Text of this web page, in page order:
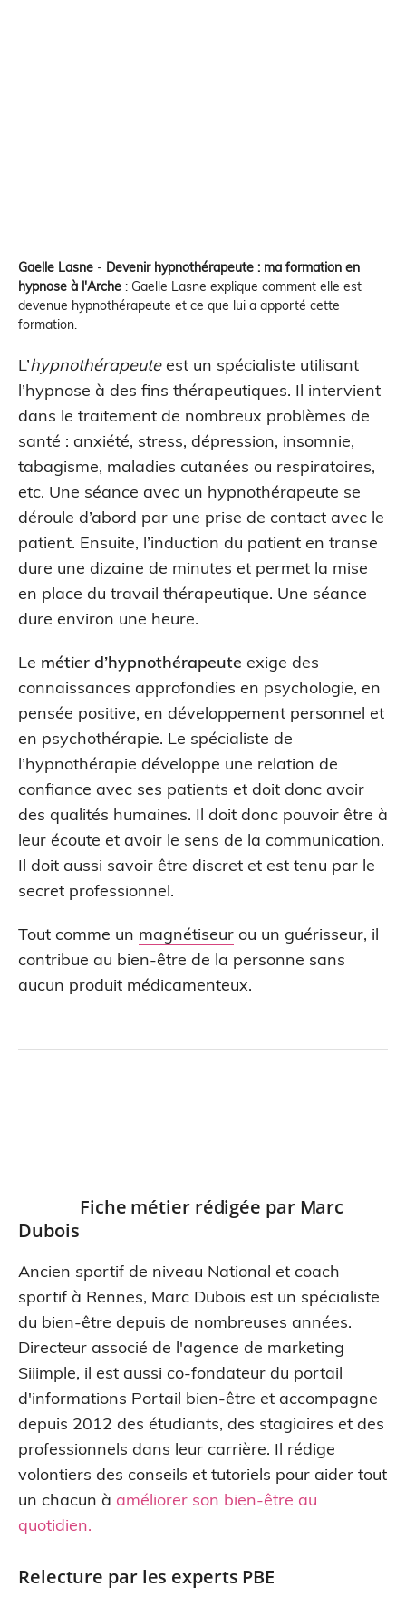
Gaelle Lasne - Devenir hypnothérapeute : ma formation en
hypnose à l'Arche : Gaelle Lasne explique comment elle est
devenue hypnothérapeute et ce que lui a apporté cette
formation.
L’hypnothérapeuteest un spécialiste utilisant
l’hypnose à des fins thérapeutiques. Il intervient
dans le traitement de nombreux problèmes de
santé : anxiété, stress, dépression, insomnie,
tabagisme, maladies cutanées ou respiratoires,
etc. Une séance avec un hypnothérapeute se
déroule d’abord par une prise de contact avec le
patient. Ensuite, l’induction du patient en transe
dure une dizaine de minutes et permet la mise
en place du travail thérapeutique. Une séance
dure environ une heure.
Le métier d’hypnothérapeute exige des
connaissances approfondies en psychologie, en
pensée positive, en développement personnel et
en psychothérapie. Le spécialiste de
l’hypnothérapie développe une relation de
confiance avec ses patients et doit donc avoir
des qualités humaines. Il doit donc pouvoir être à
leur écoute et avoir le sens de la communication.
Il doit aussi savoir être discret et est tenu par le
secret professionnel.
Tout comme un magnétiseur ou un guérisseur, il
contribue au bien-être de la personne sans
aucun produit médicamenteux.
Fiche métier rédigée par Marc
Dubois
Ancien sportif de niveau National et coach
sportif à Rennes, Marc Dubois est un spécialiste
du bien-être depuis de nombreuses années.
Directeur associé de l'agence de marketing
Siiimple, il est aussi co-fondateur du portail
d'informations Portail bien-être et accompagne
depuis 2012 des étudiants, des stagiaires et des
professionnels dans leur carrière. Il rédige
volontiers des conseils et tutoriels pour aider tout
un chacun à améliorer son bien-être au
quotidien.
Relecture par les experts PBE